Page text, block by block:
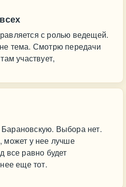
с ролью ведещей.
тема. Смотрю передачи
участвует,
Выбора нет.
может у нее лучше
все равно будет
еще тот.